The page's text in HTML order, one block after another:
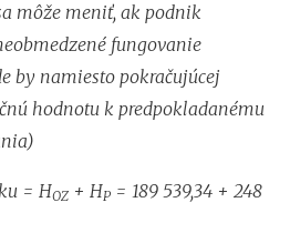
môže meniť, ak podnik
fungovanie
by namiesto pokračujúcej
hodnotu k predpokladanému
= HOZ + HP = 189 539,34 + 248